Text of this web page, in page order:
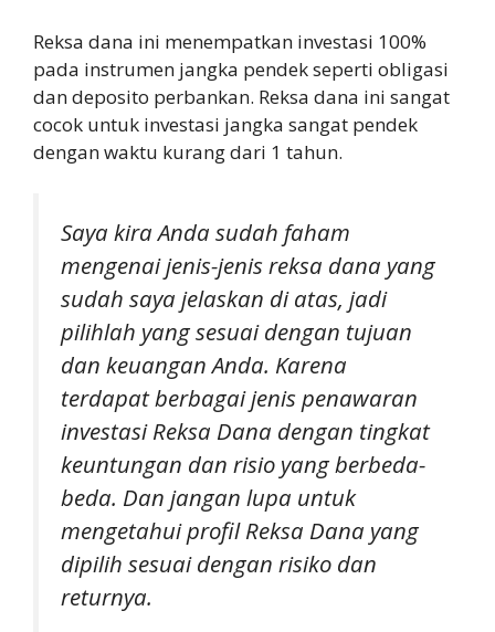
Reksa dana ini menempatkan investasi 100%
pada instrumen jangka pendek seperti obligasi
dan deposito perbankan. Reksa dana ini sangat
cocok untuk investasi jangka sangat pendek
dengan waktu kurang dari 1 tahun.
Saya kira Anda sudah faham
mengenai jenis-jenis reksa dana yang
sudah saya jelaskan di atas, jadi
pilihlah yang sesuai dengan tujuan
dan keuangan Anda. Karena
terdapat berbagai jenis penawaran
investasi Reksa Dana dengan tingkat
keuntungan dan risio yang berbeda-
beda. Dan jangan lupa untuk
mengetahui profil Reksa Dana yang
dipilih sesuai dengan risiko dan
returnya.